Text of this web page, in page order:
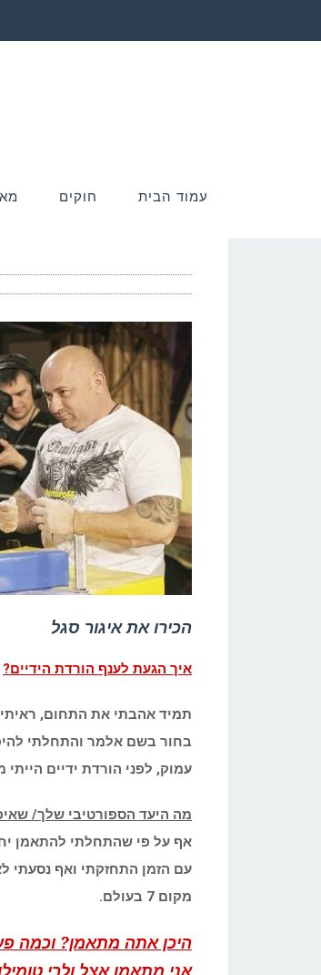
עמוד הבית חוקים
הכירו את איגור סגל
איך הגעת לענף הורדת הידיים?
תמיד אהבתי את התחום, ראיתי
בחור בשם אלמר והתחלתי
עמוק, לפני הורדת ידיים
מה היעד הספורטיבי שלך/
אף על פי שהתחלתי להתאמן
עם הזמן התחזקתי ואף נסעתי
מקום 7 בעולם.
היכן אתה מתאמן? וכמה
אני מתאמן אצל ולרי טומילוב בבת